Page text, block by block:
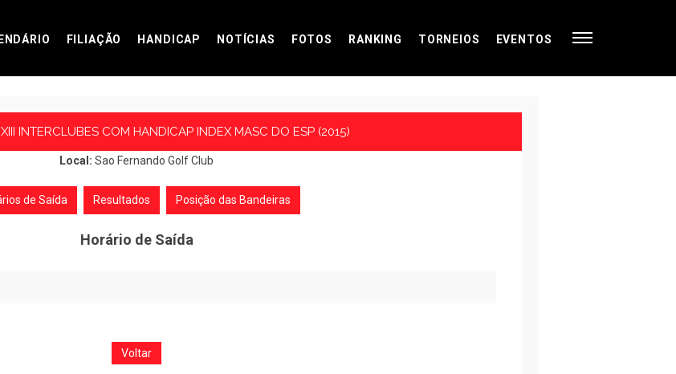
FILIAÇÃO HANDICAP NOTÍCIAS FOTOS RANKING TORNEIOS EVENTOS
INTERCLUBES COM HANDICAP INDEX MASC DO ESP (2015)
Local: Sao Fernando Golf Club
de Saída Resultados Posição das Bandeiras
Horário de Saída
Voltar